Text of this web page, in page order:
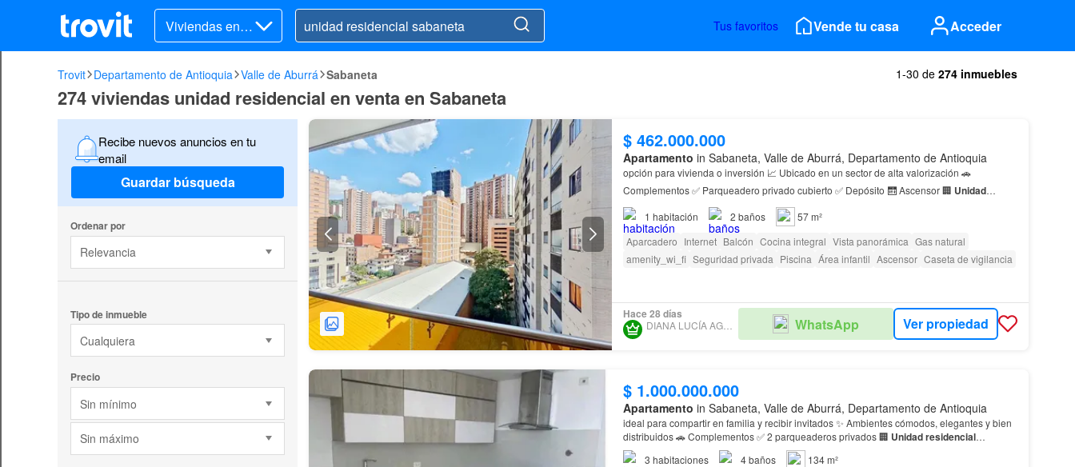
Viviendas en v
enta
Tus favoritos Vende tu casa Acceder
Trovit Departamento de Antioquia Valle de Aburrá Sabaneta 1-30 de 274 inmuebles
274 viviendas unidad residencial en venta en Sabaneta
Recibe nuevos anuncios en tu
email
Guardar búsqueda
Ordenar por
Relevancia
Tipo de inmueble
Cualquiera
Precio
Sin mínimo
Sin máximo
$ 462.000.000
Apartamento in Sabaneta, Valle de Aburrá, Departamento de Antioquia
opción para vivienda o inversión 📈 Ubicado en un sector de alta valorización 🚗
Complementos ✅ Parqueadero privado cubierto ✅ Depósito 🛗 Ascensor 🏢 Unidad
residencial
completa 🏊 Piscina 🛡️ Portería y vigilancia 🚘 Pa…
1 habitación 2 baños
57 m²
Aparcadero Internet Balcón Cocina integral Vista panorámica Gas natural
amenity_wi_fi Seguridad privada Piscina Área infantil Ascensor Caseta de vigilancia
Hace 28 días
DIANA LUCÍA AGUDELO MESA WhatsApp Ver propiedad
$ 1.000.000.000
Apartamento in Sabaneta, Valle de Aburrá, Departamento de Antioquia
ideal para compartir en familia y recibir invitados ✨ Ambientes cómodos, elegantes y bien
distribuidos 🚗 Complementos ✅ 2 parqueaderos privados 🏢 Unidadresidencial
completa 🏊 Piscina 💪 Gimnasio dotado 🎉 Salón social…
3 habitaciones 4baños
134 m²